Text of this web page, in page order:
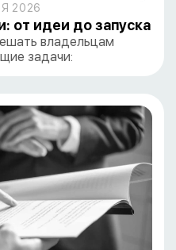
2026
от идеи до запуска
владельцам
задачи: